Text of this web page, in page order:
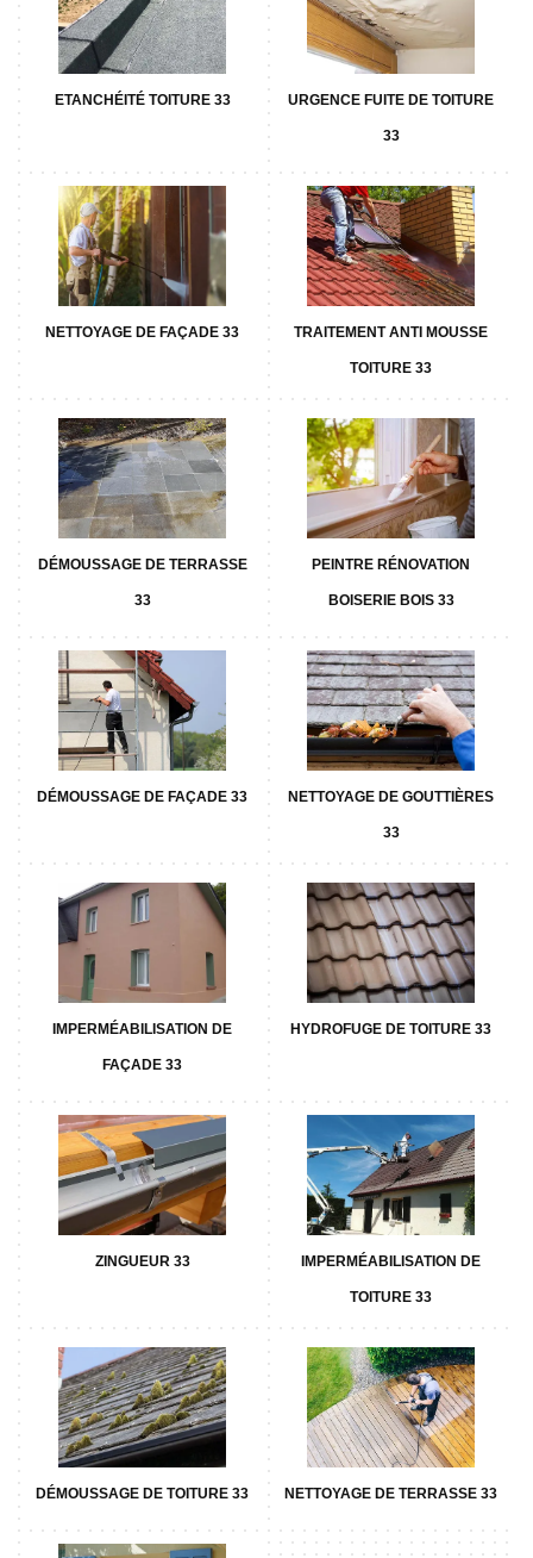
ETANCHÉITÉ TOITURE 33 URGENCE FUITE DE TOITURE
33
NETTOYAGE DE FAÇADE 33 TRAITEMENT ANTI MOUSSE
TOITURE 33
DÉMOUSSAGE DE TERRASSE
33
PEINTRE RÉNOVATION
BOISERIE BOIS 33
DÉMOUSSAGE DE FAÇADE 33 NETTOYAGE DE GOUTTIÈRES
33
IMPERMÉABILISATION DE
FAÇADE 33
HYDROFUGE DE TOITURE 33
ZINGUEUR 33 IMPERMÉABILISATION DE
TOITURE 33
DÉMOUSSAGE DE TOITURE 33 NETTOYAGE DE TERRASSE 33